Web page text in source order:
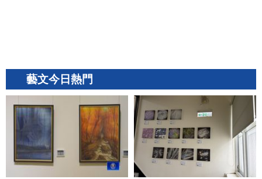
藝文今日熱門